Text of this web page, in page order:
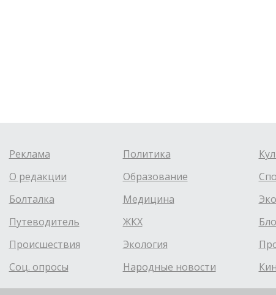
Реклама
О редакции
Болталка
Путеводитель
Происшествия
Соц. опросы
Политика
Образование
Медицина
ЖКХ
Экология
Народные новости